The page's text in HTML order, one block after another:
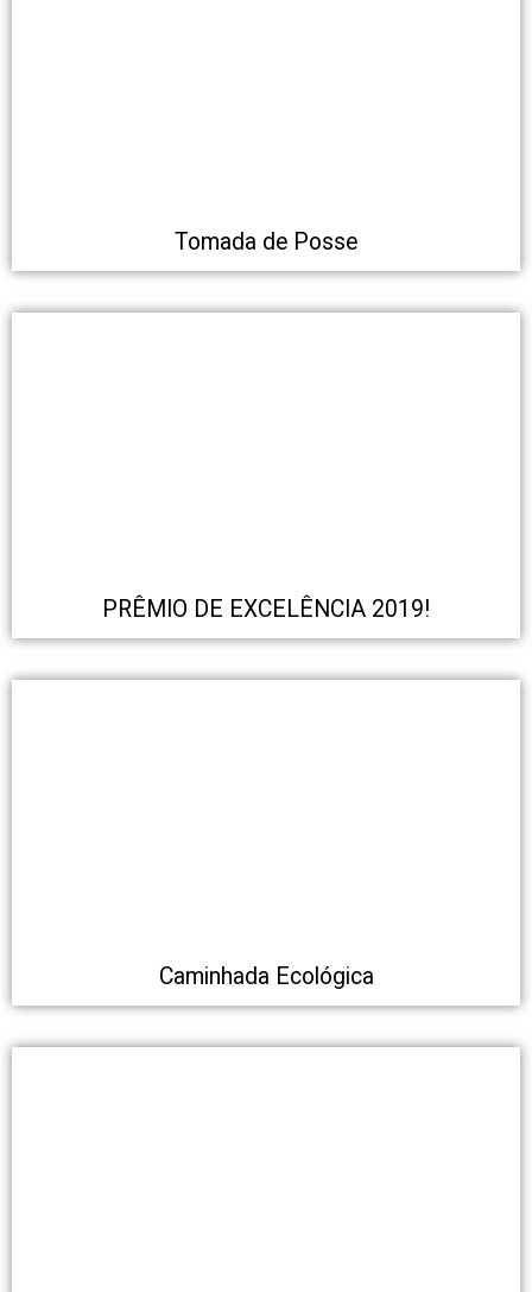
Tomada de Posse
PRÊMIO DE EXCELÊNCIA 2019!
Caminhada Ecológica